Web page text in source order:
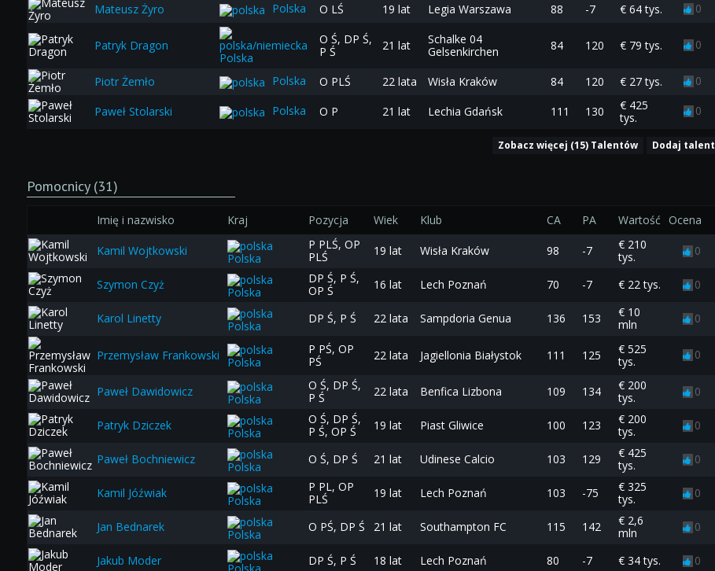
Mateusz Żyro Polska O LŚ 19 lat Legia Warszawa 88 -7 € 64 tys. 0
Patryk Dragon
Polska
O Ś, DP Ś,
P Ś
21 lat
Schalke 04
Gelsenkirchen
84 120 € 79 tys. 0
Piotr Żemło Polska O PLŚ 22 lata Wisła Kraków 84 120 € 27 tys. 0
Paweł Stolarski Polska O P 21 lat Lechia Gdańsk 111 130
€ 425
tys.
0
Zobacz więcej (15) Talentów Dodaj talent
Pomocnicy (31)
Imię i nazwisko Kraj Pozycja Wiek Klub CA PA Wartość Ocena
Kamil Wojtkowski Polska
P PLŚ, OP
PLŚ
19 lat Wisła Kraków 98 -7
€ 210
tys.
0
Szymon Czyż Polska
DP Ś, P Ś,
OP Ś
16 lat Lech Poznań 70 -7 € 22 tys. 0
Karol Linetty Polska DP Ś, P Ś 22 lata Sampdoria Genua 136 153
€ 10
mln
0
Przemysław Frankowski Polska
P PŚ, OP
PŚ
22 lata Jagiellonia Białystok 111 125
€ 525
tys.
0
Paweł Dawidowicz Polska
O Ś, DP Ś,
P Ś
22 lata Benfica Lizbona 109 134
€ 200
tys.
0
Patryk Dziczek Polska
O Ś, DP Ś,
P Ś, OP Ś
19 lat Piast Gliwice 100 123
€ 200
tys.
0
Paweł Bochniewicz Polska O Ś, DP Ś 21 lat Udinese Calcio 103 129
€ 425
tys.
0
Kamil Jóźwiak Polska
P PL, OP
PLŚ
19 lat Lech Poznań 103 -75
€ 325
tys.
0
Jan Bednarek Polska O PŚ, DP Ś 21 lat Southampton FC 115 142
€ 2,6
mln
0
Jakub Moder Polska DP Ś, P Ś 18 lat Lech Poznań 80 -7 € 34 tys. 0